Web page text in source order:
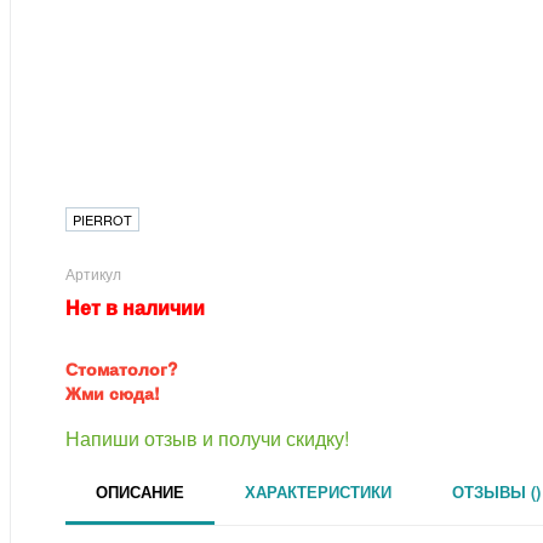
PIERROT
Артикул
Нет в наличии
Стоматолог?
Жми сюда!
Напиши отзыв и получи скидку!
ОПИСАНИЕ ХАРАКТЕРИСТИКИ ОТЗЫВЫ ()